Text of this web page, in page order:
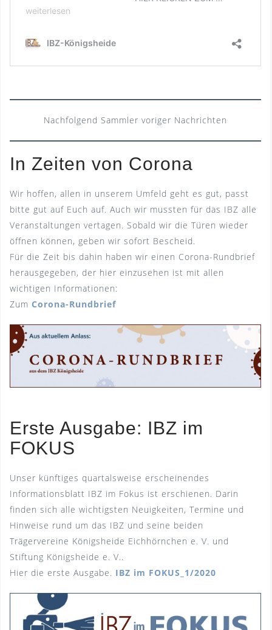
Nachfolgend Sammler voriger Nachrichten
In Zeiten von Corona
Wir hoffen, allen in unserem Umfeld geht es gut, passt
bitte gut auf Euch auf. Auch wir mussten für das IBZ alle
Veranstaltungen vertagen. Sobald wir die Türen wieder
öffnen können, geben wir sofort Bescheid.
Für die Zeit bis dahin haben wir einen Corona-Rundbrief
herausgegeben, der hier einzusehen ist mit allen
wichtigen Informationen:
Zum Corona-Rundbrief
Erste Ausgabe: IBZ im
FOKUS
Unser künftiges quartalsweise erscheinendes
Informationsblatt IBZ im Fokus ist erschienen. Darin
finden sich alle wichtigsten Neuigkeiten, Termine und
Hinweise rund um das IBZ und seine beiden
Trägervereine Königsheide Eichhörnchen e. V. und
Stiftung Königsheide e. V..
Hier die erste Ausgabe. IBZ im FOKUS_1/2020